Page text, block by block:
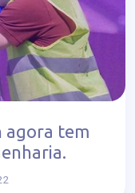
agora tem